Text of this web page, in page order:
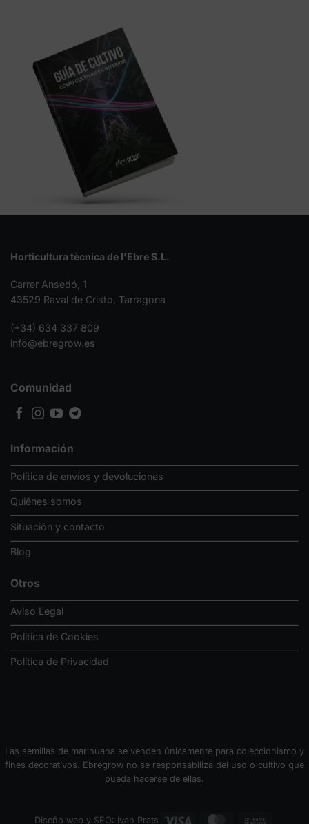
Horticultura tècnica de l'Ebre S.L.
Carrer Ansedó, 1
43529 Raval de Cristo, Tarragona
(+34) 634 337 809
info@ebregrow.es
Información
Política de envíos y devoluciones
Quiénes somos
Situación y contacto
Blog
Otros
Aviso Legal
Política de Cookies
Política de Privacidad
Comunidad
Las semillas de marihuana se venden únicamente para coleccionismo y
fines decorativos. Ebregrow no se responsabiliza del uso o cultivo que
pueda hacerse de ellas.
Diseño web y SEO: Ivan Prats Visa MasterCard